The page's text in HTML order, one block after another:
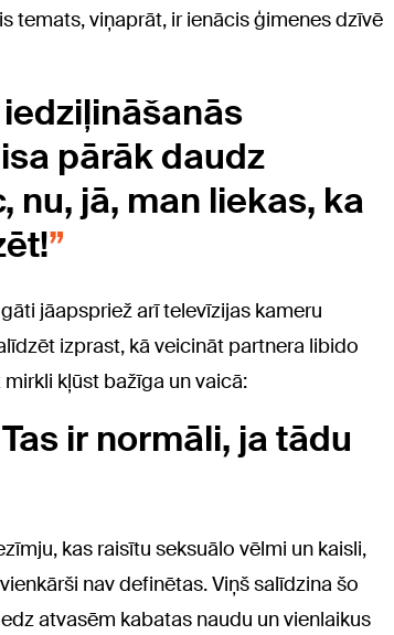
temats, viņaprāt, ir ienācis ģimenes dzīvē
pārāk daudz
nu, jā, man liekas, ka
jāapspriež arī televīzijas kameru
izprast, kā veicināt partnera libido
kļūst bažīga un vaicā:
ir normāli, ja tādu
kas raisītu seksuālo vēlmi un kaisli,
nav definētas. Viņš salīdzina šo
atvasēm kabatas naudu un vienlaikus